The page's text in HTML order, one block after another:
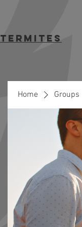
termites
Home Groups